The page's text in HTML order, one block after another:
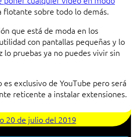
flotante sobre todo lo demás.
que está de moda en los
con pantallas pequeñas y lo
lo pruebas ya no puedes vivir sin
exclusivo de YouTube pero será
reticente a instalar extensiones.
20 de julio del 2019